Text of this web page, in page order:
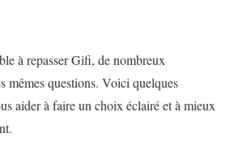
à repasser Gifi, de nombreux
mêmes questions. Voici quelques
aider à faire un choix éclairé et à mieux